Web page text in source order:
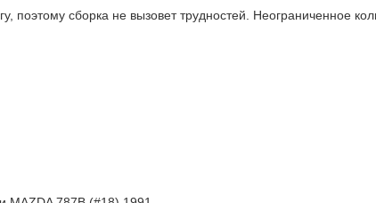
поэтому сборка не вызовет трудностей. Неограниченное